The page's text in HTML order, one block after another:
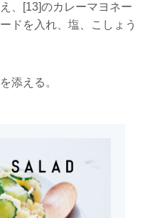
、[13]のカレーマヨネー
ドを入れ、塩、こしょう
添える。